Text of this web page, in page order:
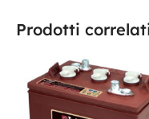
Prodotti